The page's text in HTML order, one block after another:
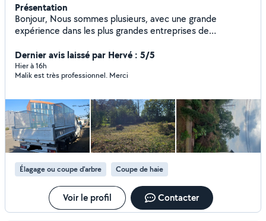
Présentation
Bonjour, Nous sommes plusieurs, avec une grande
expérience dans les plus grandes entreprises de
intervention de paysagisme : aménagement extérieur,
pose de clôture, nettoyage extérieur, entretien extérieur,
élagage, abattage, débroussaillage, engazonnement,
Nous proposons des services avec des machines
professionnelles Stihl. P.S. Nous travaillons uniquement
avec des personnes qui souhaitent un travail
professionnel, nous ne rattrapons pas le travail des autres.
Méfiez-vous des personnes qui font plusieurs corps de
métiers... Cordialement, L'équipe MJPaysages
Dernier avis laissé par Hervé : 5/5
Hier à 16h
Malik est très professionnel. Merci
Élagage ou coupe d'arbre Coupe de haie
Voir le profil Contacter